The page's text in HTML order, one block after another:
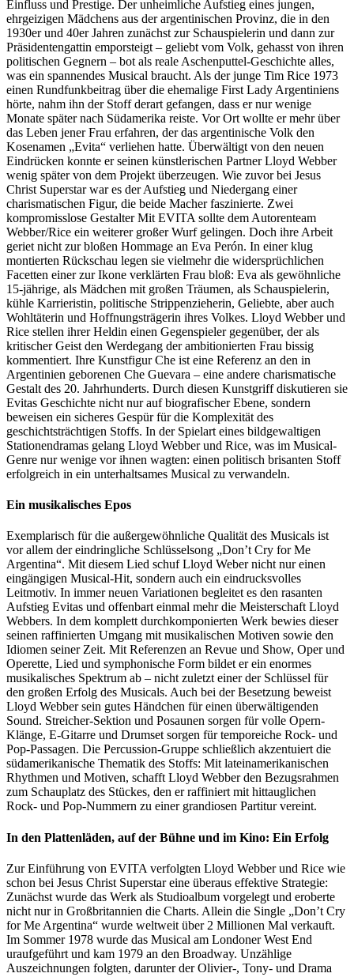
Einfluss und Prestige. Der unheimliche Aufstieg eines jungen,
ehrgeizigen Mädchens aus der argentinischen Provinz, die in den
1930er und 40er Jahren zunächst zur Schauspielerin und dann zur
Präsidentengattin emporsteigt – geliebt vom Volk, gehasst von ihren
politischen Gegnern – bot als reale Aschenputtel-Geschichte alles,
was ein spannendes Musical braucht. Als der junge Tim Rice 1973
einen Rundfunkbeitrag über die ehemalige First Lady Argentiniens
hörte, nahm ihn der Stoff derart gefangen, dass er nur wenige
Monate später nach Südamerika reiste. Vor Ort wollte er mehr über
das Leben jener Frau erfahren, der das argentinische Volk den
Kosenamen „Evita“ verliehen hatte. Überwältigt von den neuen
Eindrücken konnte er seinen künstlerischen Partner Lloyd Webber
wenig später von dem Projekt überzeugen. Wie zuvor bei Jesus
Christ Superstar war es der Aufstieg und Niedergang einer
charismatischen Figur, die beide Macher faszinierte. Zwei
kompromisslose Gestalter Mit EVITA sollte dem Autorenteam
Webber/Rice ein weiterer großer Wurf gelingen. Doch ihre Arbeit
geriet nicht zur bloßen Hommage an Eva Perón. In einer klug
montierten Rückschau legen sie vielmehr die widersprüchlichen
Facetten einer zur Ikone verklärten Frau bloß: Eva als gewöhnliche
15-jährige, als Mädchen mit großen Träumen, als Schauspielerin,
kühle Karrieristin, politische Strippenzieherin, Geliebte, aber auch
Wohltäterin und Hoffnungsträgerin ihres Volkes. Lloyd Webber und
Rice stellen ihrer Heldin einen Gegenspieler gegenüber, der als
kritischer Geist den Werdegang der ambitionierten Frau bissig
kommentiert. Ihre Kunstfigur Che ist eine Referenz an den in
Argentinien geborenen Che Guevara – eine andere charismatische
Gestalt des 20. Jahrhunderts. Durch diesen Kunstgriff diskutieren sie
Evitas Geschichte nicht nur auf biografischer Ebene, sondern
beweisen ein sicheres Gespür für die Komplexität des
geschichtsträchtigen Stoffs. In der Spielart eines bildgewaltigen
Stationendramas gelang Lloyd Webber und Rice, was im Musical-
Genre nur wenige vor ihnen wagten: einen politisch brisanten Stoff
erfolgreich in ein unterhaltsames Musical zu verwandeln.
Ein musikalisches Epos
Exemplarisch für die außergewöhnliche Qualität des Musicals ist
vor allem der eindringliche Schlüsselsong „Don’t Cry for Me
Argentina“. Mit diesem Lied schuf Lloyd Weber nicht nur einen
eingängigen Musical-Hit, sondern auch ein eindrucksvolles
Leitmotiv. In immer neuen Variationen begleitet es den rasanten
Aufstieg Evitas und offenbart einmal mehr die Meisterschaft Lloyd
Webbers. In dem komplett durchkomponierten Werk bewies dieser
seinen raffinierten Umgang mit musikalischen Motiven sowie den
Idiomen seiner Zeit. Mit Referenzen an Revue und Show, Oper und
Operette, Lied und symphonische Form bildet er ein enormes
musikalisches Spektrum ab – nicht zuletzt einer der Schlüssel für
den großen Erfolg des Musicals. Auch bei der Besetzung beweist
Lloyd Webber sein gutes Händchen für einen überwältigenden
Sound. Streicher-Sektion und Posaunen sorgen für volle Opern-
Klänge, E-Gitarre und Drumset sorgen für temporeiche Rock- und
Pop-Passagen. Die Percussion-Gruppe schließlich akzentuiert die
südamerikanische Thematik des Stoffs: Mit lateinamerikanischen
Rhythmen und Motiven, schafft Lloyd Webber den Bezugsrahmen
zum Schauplatz des Stückes, den er raffiniert mit hittauglichen
Rock- und Pop-Nummern zu einer grandiosen Partitur vereint.
In den Plattenläden, auf der Bühne und im Kino: Ein Erfolg
Zur Einführung von EVITA verfolgten Lloyd Webber und Rice wie
schon bei Jesus Christ Superstar eine überaus effektive Strategie:
Zunächst wurde das Werk als Studioalbum vorgelegt und eroberte
nicht nur in Großbritannien die Charts. Allein die Single „Don’t Cry
for Me Argentina“ wurde weltweit über 2 Millionen Mal verkauft.
Im Sommer 1978 wurde das Musical am Londoner West End
uraufgeführt und kam 1979 an den Broadway. Unzählige
Auszeichnungen folgten, darunter der Olivier-, Tony- und Drama